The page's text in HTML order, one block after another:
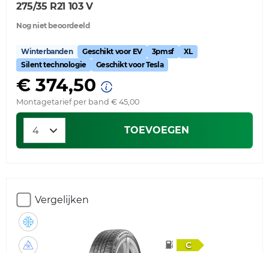
275/35 R21 103 V
Nog niet beoordeeld
Winterbanden Geschikt voor EV 3pmsf
XL
Silent technologie
Geschikt voor Tesla
€ 374,50
Montagetarief per band € 45,00
TOEVOEGEN
Vergelijken
C